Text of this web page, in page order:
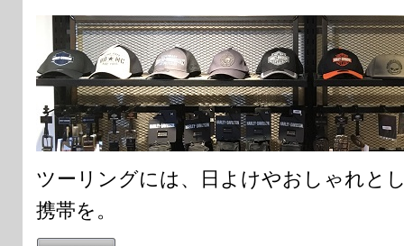
ツーリングには、日よけやおしゃれと
携帯を。